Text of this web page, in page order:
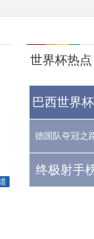
世界杯热点
巴西世界
德国队夺冠之
终极射手